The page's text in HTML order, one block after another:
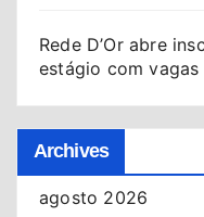
Rede D’Or abre
estágio com vagas
Archives
agosto 2026